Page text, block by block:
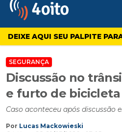
4oito
DEIXE AQUI SEU PALPITE
SEGURANÇA
Discussão no
e furto de bicicleta
Caso aconteceu após discussão
Por Lucas Mackowieski